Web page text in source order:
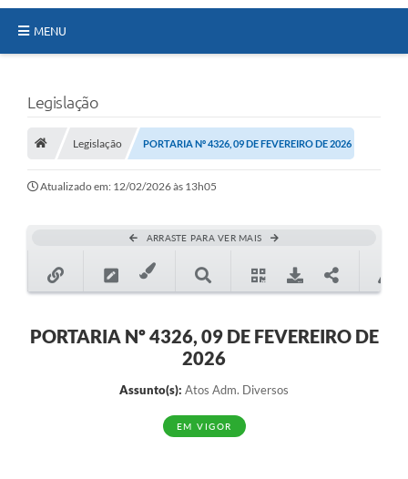
MENU
Administração
A Nossa Cidade
Principal
Obras
Legislação
Legislação PORTARIA Nº 4326, 09 DE FEVEREIRO DE 2026
Atualizado em: 12/02/2026 às 13h05
ARRASTE PARA VER MAIS
PORTARIA Nº 4326, 09 DE FEVEREIRO DE
2026
Assunto(s): Atos Adm. Diversos
EM VIGOR